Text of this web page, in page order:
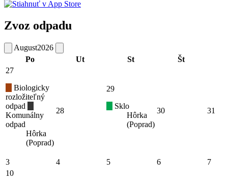
Zvoz odpadu
August2026
Po
Ut St Št
27
Biologicky
rozložiteľný
odpad
Komunálny
odpad
Hôrka
(Poprad)
28
29
Sklo
Hôrka
(Poprad)
30 31
3 4 5 6
7
10